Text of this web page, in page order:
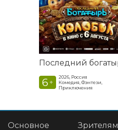
6 +
2026, Россия
Комедия, Фэнтези,
Приключения
Основное
Зрителям